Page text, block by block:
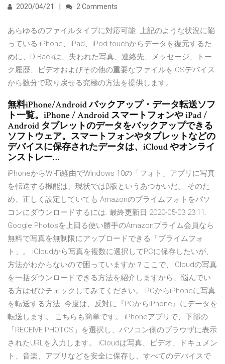
2020/04/21 2 Comments
あらゆるのファイルタイプに対応可能. 上記のような状況に陥
っている iPhone、iPad、iPod touchからデータを復元するた
めに、D-Backは、失われた写真、連絡先、メッセージ、トー
ク履歴、ビデオおよびその他の重要なファイルをiOSデバイス
から数分で取り戻せる究極の方法を提供します。
無料iPhone/Android バックアップ・データ転送ソフ
ト一覧。iPhone / Android スマートフォンや iPad /
Android タブレットのデータをバックアップできる
ソフトウェア。スマートフォンやタブレットなどの
デバイスに保存されたデータは、iCloud やオンライ
ンストレー…
iPhoneからWi-Fi経由でWindows 10の「フォト」アプリに写真
を転送する機能は、現状ではβ版というあつかいだ。 そのた
め、正しく設定していても Amazonのプライムフォトをパソ
コンにダウンロードするには. 最終更新日 2020-05-03 23:11.
Google Photosを上回る使い勝手のAmazonプライム会員なら
無料で写真を無制限にアップロードできる「プライムフォ
ト」。 iCloudから写真を複数に選択してPCに保存したいが、
方法がわからないので困っていますか？ここで、iCloudの写真
を一括ダウンロードできる方法を紹介しますから、悩んでい
る方はぜひチェックしてみてください。 PCからiPhoneに写真
を転送する方法. 今度は、反対に『PCからiPhone』にデータを
転送します。 こちらも簡単です。 iPhoneアプリで、下部の
「RECEIVE PHOTOS」を選択し、パソコン側のブラウザに表示
されたURLを入力します。 iCloudは写真、ビデオ、ドキュメン
ト、音楽、アプリなどを安全に保存し、すべてのデバイスで